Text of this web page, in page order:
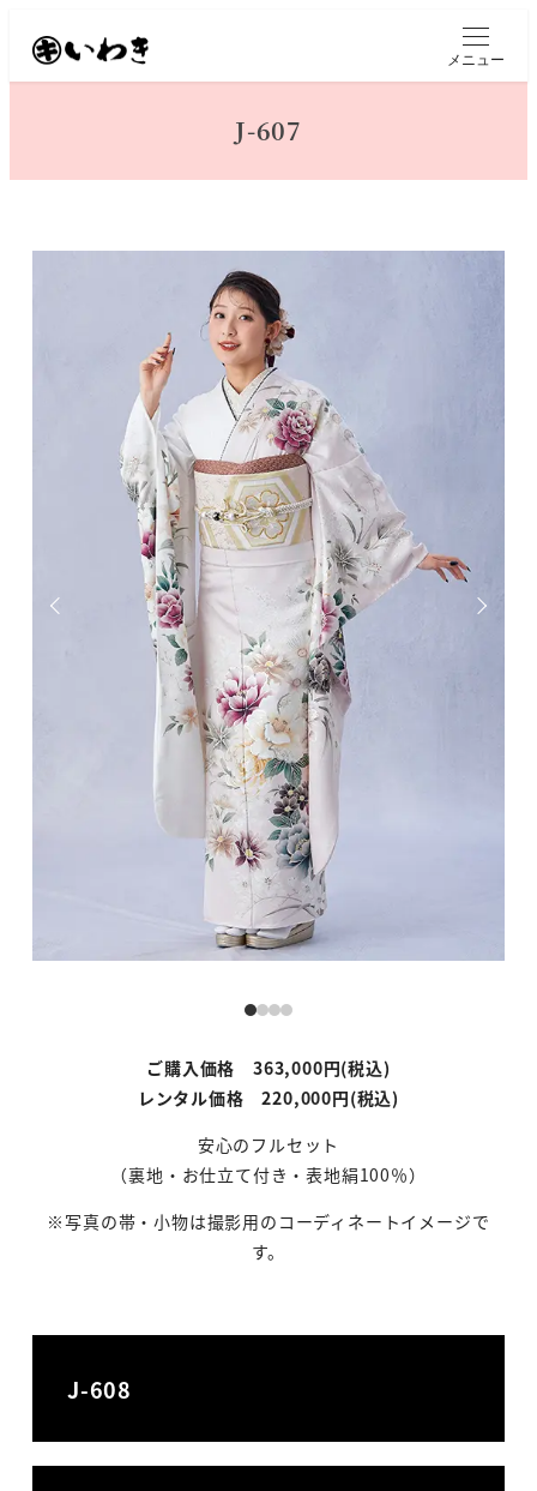
ン
メニュー
J-607
ご購入価格 363,000円(税込)
レンタル価格 220,000円(税込)
安心のフルセット
（裏地・お仕立て付き・表地絹100％）
※写真の帯・小物は撮影用のコーディネートイメージで
す。
J-608